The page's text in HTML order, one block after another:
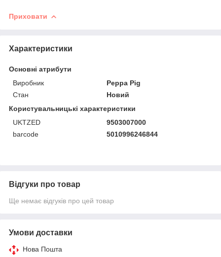
Приховати
Характеристики
Основні атрибути
Виробник
Peppa Pig
Стан
Новий
Користувальницькі характеристики
UKTZED
9503007000
barcode
5010996246844
Відгуки про товар
Ще немає відгуків про цей товар
Умови доставки
Нова Пошта